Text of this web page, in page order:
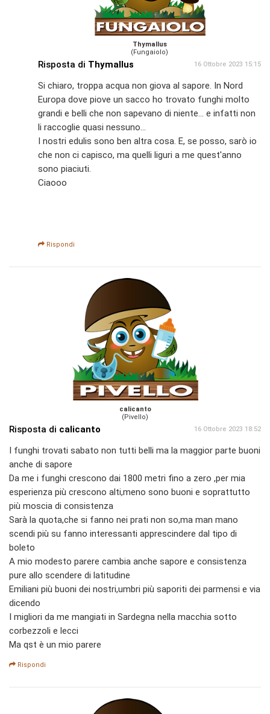
Thymallus
(Fungaiolo)
Risposta di Thymallus 16 Ottobre 2023 15:15
Si chiaro, troppa acqua non giova al sapore. In Nord
Europa dove piove un sacco ho trovato funghi molto
grandi e belli che non sapevano di niente... e infatti non
li raccoglie quasi nessuno...
I nostri edulis sono ben altra cosa. E, se posso, sarò io
che non ci capisco, ma quelli liguri a me quest'anno
sono piaciuti.
Ciaooo
Rispondi
calicanto
(Pivello)
Risposta di calicanto 16 Ottobre 2023 18:52
I funghi trovati sabato non tutti belli ma la maggior parte buoni
anche di sapore
Da me i funghi crescono dai 1800 metri fino a zero ,per mia
esperienza più crescono alti,meno sono buoni e soprattutto
più moscia di consistenza
Sarà la quota,che si fanno nei prati non so,ma man mano
scendi più su fanno interessanti apprescindere dal tipo di
boleto
A mio modesto parere cambia anche sapore e consistenza
pure allo scendere di latitudine
Emiliani più buoni dei nostri,umbri più saporiti dei parmensi e via
dicendo
I migliori da me mangiati in Sardegna nella macchia sotto
corbezzoli e lecci
Ma qst è un mio parere
Rispondi